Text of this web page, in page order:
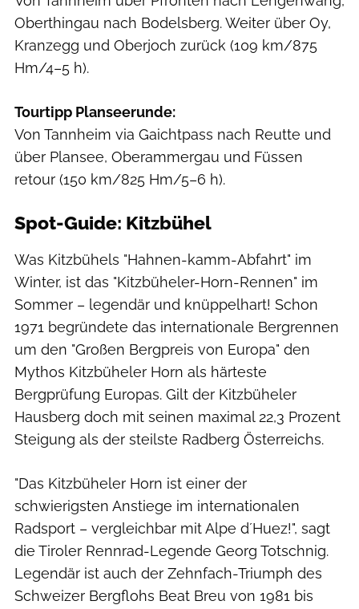
Oberthingau nach Bodelsberg. Weiter über Oy,
Kranzegg und Oberjoch zurück (109 km/875
Hm/4–5 h).
Tourtipp Planseerunde:
Von Tannheim via Gaichtpass nach Reutte und
über Plansee, Oberammergau und Füssen
retour (150 km/825 Hm/5–6 h).
Spot-Guide: Kitzbühel
Was Kitzbühels "Hahnen-kamm-Abfahrt" im
Winter, ist das "Kitzbüheler-Horn-Rennen" im
Sommer – legendär und knüppelhart! Schon
1971 begründete das internationale Bergrennen
um den "Großen Bergpreis von Europa" den
Mythos Kitzbüheler Horn als härteste
Bergprüfung Europas. Gilt der Kitzbüheler
Hausberg doch mit seinen maximal 22,3 Prozent
Steigung als der steilste Radberg Österreichs.
"Das Kitzbüheler Horn ist einer der
schwierigsten Anstiege im internationalen
Radsport – vergleichbar mit Alpe d´Huez!", sagt
die Tiroler Rennrad-Legende Georg Totschnig.
Legendär ist auch der Zehnfach-Triumph des
Schweizer Bergflohs Beat Breu von 1981 bis